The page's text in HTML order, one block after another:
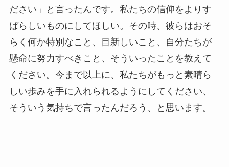
ださい」と言ったんです。私たちの信仰をよりす
ばらしいものにしてほしい。その時、彼らはおそ
らく何か特別なこと、目新しいこと、自分たちが
懸命に努力すべきこと、そういったことを教えて
ください。今まで以上に、私たちがもっと素晴ら
しい歩みを手に入れられるようにしてください、
そういう気持ちで言ったんだろう、と思います。